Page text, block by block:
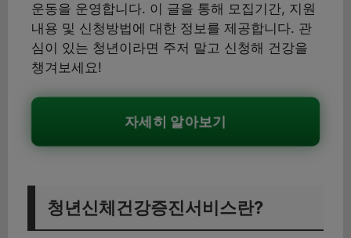
운동을 운영합니다. 이 글을 통해 모집기간, 지원
내용 및 신청방법에 대한 정보를 제공합니다. 관
심이 있는 청년이라면 주저 말고 신청해 건강을
챙겨보세요!
자세히 알아보기
청년신체건강증진서비스란?